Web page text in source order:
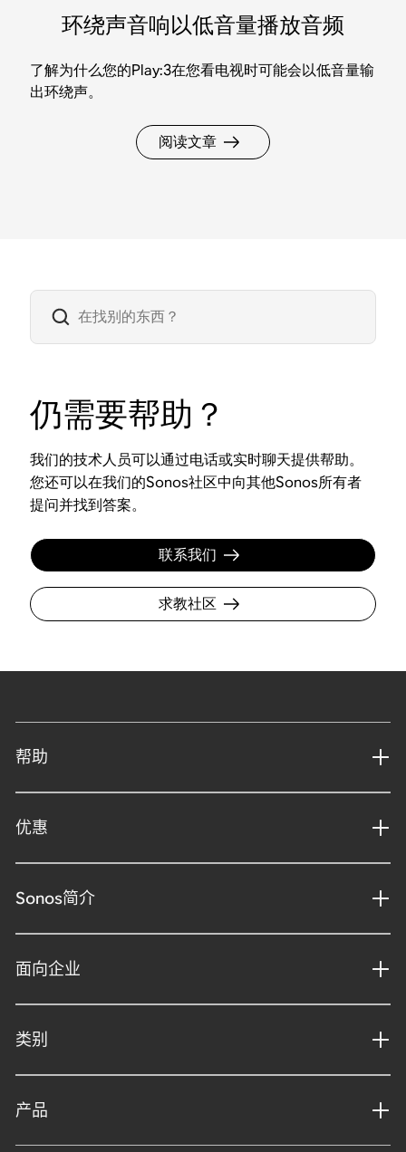
环绕声音响以低音量播放音频
了解为什么您的Play:3在您看电视时可能会以低音量输
出环绕声。
阅读文章
仍需要帮助？
我们的技术人员可以通过电话或实时聊天提供帮助。
您还可以在我们的Sonos社区中向其他Sonos所有者
提问并找到答案。
联系我们
求教社区
帮助
优惠
Sonos简介
面向企业
类别
产品